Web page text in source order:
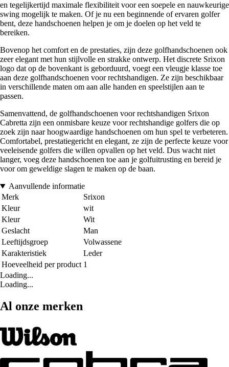
en tegelijkertijd maximale flexibiliteit voor een soepele en nauwkeurige
swing mogelijk te maken. Of je nu een beginnende of ervaren golfer
bent, deze handschoenen helpen je om je doelen op het veld te
bereiken.
Bovenop het comfort en de prestaties, zijn deze golfhandschoenen ook
zeer elegant met hun stijlvolle en strakke ontwerp. Het discrete Srixon
logo dat op de bovenkant is geborduurd, voegt een vleugje klasse toe
aan deze golfhandschoenen voor rechtshandigen. Ze zijn beschikbaar
in verschillende maten om aan alle handen en speelstijlen aan te
passen.
Samenvattend, de golfhandschoenen voor rechtshandigen Srixon
Cabretta zijn een onmisbare keuze voor rechtshandige golfers die op
zoek zijn naar hoogwaardige handschoenen om hun spel te verbeteren.
Comfortabel, prestatiegericht en elegant, ze zijn de perfecte keuze voor
veeleisende golfers die willen opvallen op het veld. Dus wacht niet
langer, voeg deze handschoenen toe aan je golfuitrusting en bereid je
voor om geweldige slagen te maken op de baan.
Aanvullende informatie
Merk
Srixon
Kleur
wit
Kleur
Wit
Geslacht
Man
Leeftijdsgroep
Volwassene
Karakteristiek
Leder
Hoeveelheid per product 1
Loading...
Loading...
Al onze merken